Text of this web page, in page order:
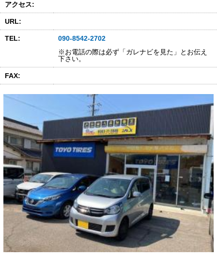
アクセス:
URL:
TEL:
090-8542-2702
※お電話の際は必ず「ガレナビを見た」とお伝え
下さい。
FAX: